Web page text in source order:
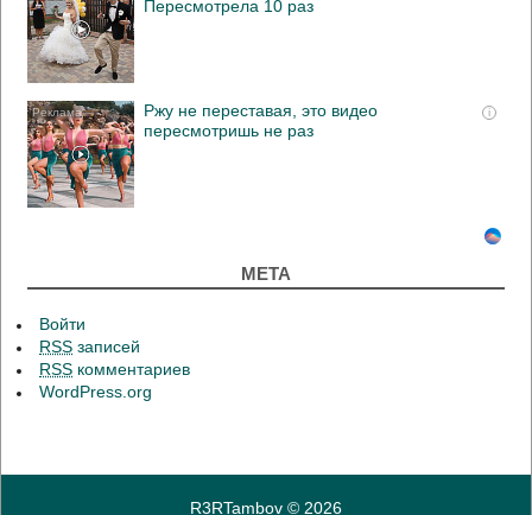
Пересмотрела 10 раз
i
Ржу не переставая, это видео
пересмотришь не раз
МЕТА
Войти
RSS записей
RSS комментариев
WordPress.org
R3RTambov© 2026